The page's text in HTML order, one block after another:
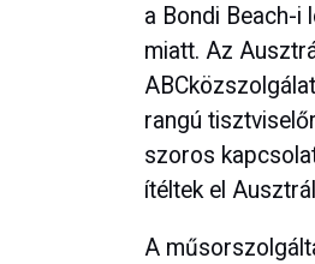
a Bondi Beach-i
miatt. Az
rangú
szoros
ítéltek el
A